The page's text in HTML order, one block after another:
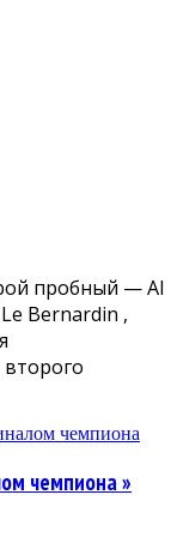
пробный — Al
Bernardin ,
чемпиона »